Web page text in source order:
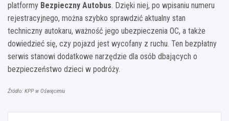
platformy Bezpieczny Autobus. Dzięki niej, po wpisaniu numeru
rejestracyjnego, można szybko sprawdzić aktualny stan
techniczny autokaru, ważność jego ubezpieczenia OC, a także
dowiedzieć się, czy pojazd jest wycofany z ruchu. Ten bezpłatny
serwis stanowi dodatkowe narzędzie dla osób dbających o
bezpieczeństwo dzieci w podróży.
Źródło: KPP w Oświęcimiu